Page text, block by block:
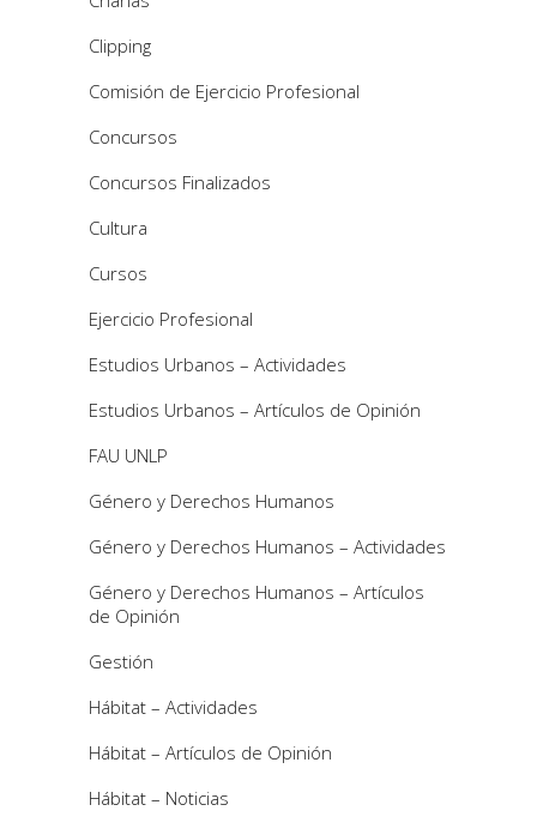
Clipping
Comisión de Ejercicio Profesional
Concursos
Concursos Finalizados
Cultura
Cursos
Ejercicio Profesional
Estudios Urbanos – Actividades
Estudios Urbanos – Artículos de Opinión
FAU UNLP
Género y Derechos Humanos
Género y Derechos Humanos – Actividades
Género y Derechos Humanos – Artículos
de Opinión
Gestión
Hábitat – Actividades
Hábitat – Artículos de Opinión
Hábitat – Noticias